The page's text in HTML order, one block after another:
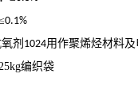
0.1%
剂 1024用作聚烯烃材料
编织袋